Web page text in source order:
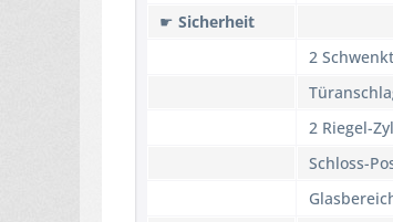
☛ Sicherheit
2
2 Riegel-
Schloss-